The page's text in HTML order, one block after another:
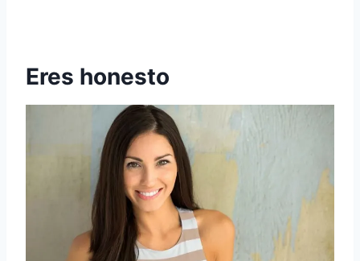
Eres honesto